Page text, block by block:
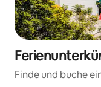
Finde und buche